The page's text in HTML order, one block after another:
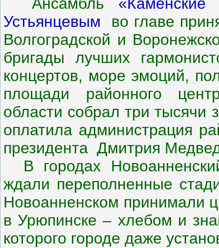
Ансамбль «Каменские
Устьянцевым во главе
Волгоградской и
бригады лучших
концертов, море эмоций,
площади районного
области собрал три тысячи
оплатила администрация
президента Дмитрия
В городах
ждали переполненные
Новоанненском принимали
в Урюпинске – хлебом и
которого городе даже